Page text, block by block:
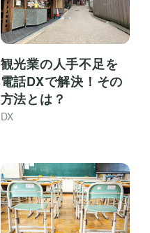
観光業の人手不足を
電話DXで解決！その
方法とは？
DX